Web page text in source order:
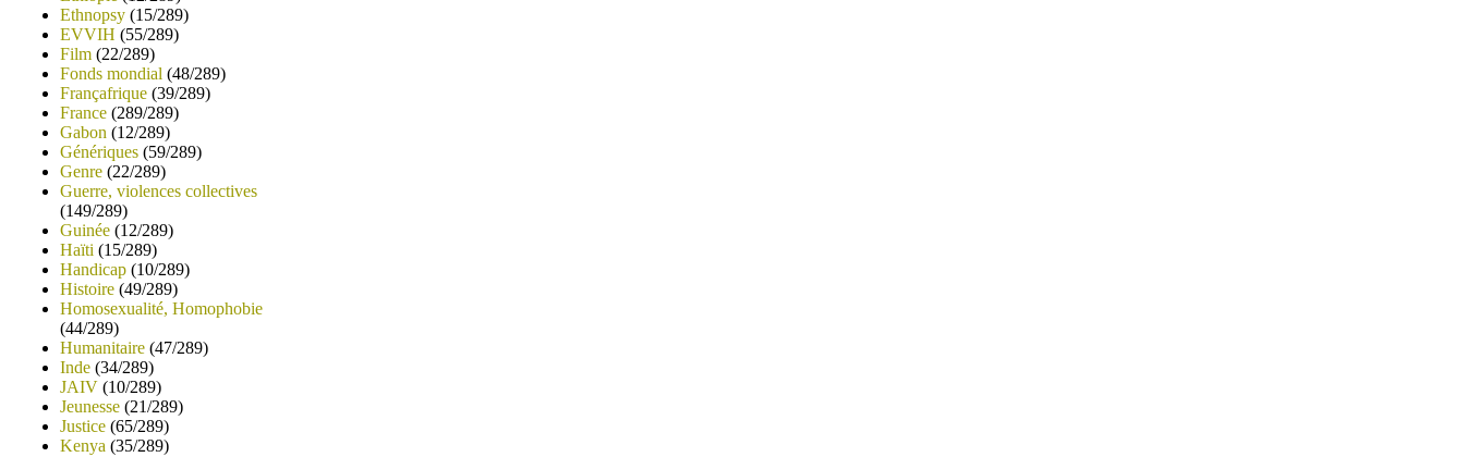
Ethnopsy (15/289)
EVVIH (55/289)
Film (22/289)
Fonds mondial (48/289)
Françafrique (39/289)
France (289/289)
Gabon (12/289)
Génériques (59/289)
Genre (22/289)
Guerre, violences collectives
(149/289)
Guinée (12/289)
Haïti (15/289)
Handicap (10/289)
Histoire (49/289)
Homosexualité, Homophobie
(44/289)
Humanitaire (47/289)
Inde (34/289)
JAIV (10/289)
Jeunesse (21/289)
Justice (65/289)
Kenya (35/289)